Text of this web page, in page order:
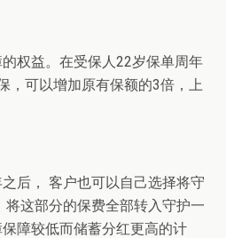
权益。在受保人22岁保单周年
，可以增加原有保额的3倍，上
后， 客户也可以自己选择将守
这部分的保费全部转入守护一
障较低而储蓄分红更高的计